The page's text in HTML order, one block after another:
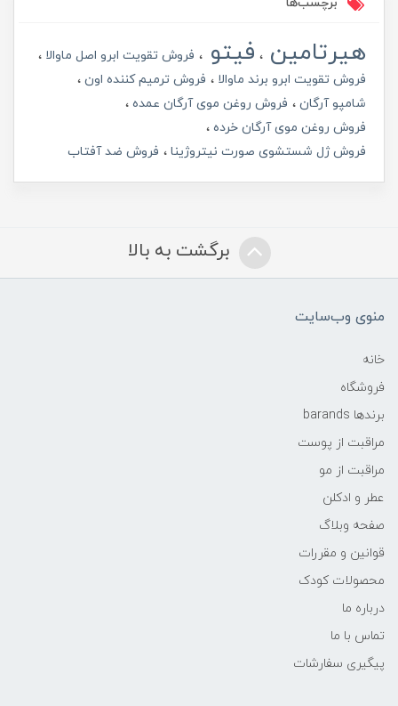
هیرتامین فیتو
فروش تقویت ابرو اصل ماوالا
فروش تقویت ابرو برند ماوالا
فروش ترمیم کننده اون
شامپو آرگان
فروش روغن موی آرگان عمده
فروش روغن موی آرگان خرده
فروش ژل شستشوی صورت نیتروژینا
فروش ضد آفتاب
برگشت به بالا
منوی وب‌سایت
خانه
فروشگاه
برندها barands
مراقبت از پوست
مراقبت از مو
عطر و ادکلن
صفحه وبلاگ
قوانین و مقررات
محصولات کودک
درباره ما
تماس با ما
پیگیری سفارشات